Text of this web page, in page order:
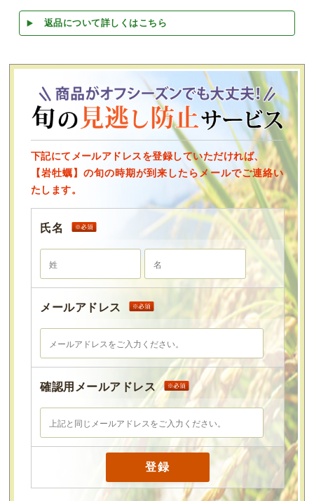
返品について詳しくはこちら
下記にてメールアドレスを登録していただければ、
【岩牡蠣】の旬の時期が到来したらメールでご連絡い
たします。
氏名
メールアドレス
確認用メールアドレス